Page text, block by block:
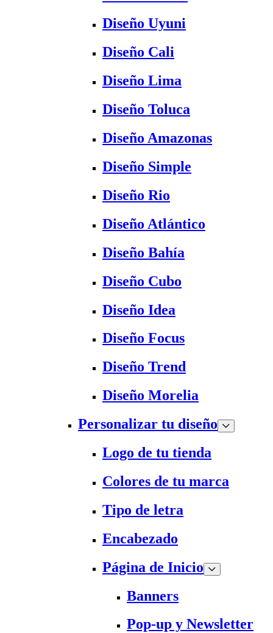
Diseño Uyuni
Diseño Cali
Diseño Lima
Diseño Toluca
Diseño Amazonas
Diseño Simple
Diseño Rio
Diseño Atlántico
Diseño Bahía
Diseño Cubo
Diseño Idea
Diseño Focus
Diseño Trend
Diseño Morelia
Personalizar tu diseño
Logo de tu tienda
Colores de tu marca
Tipo de letra
Encabezado
Página de Inicio
Banners
Pop-up y Newsletter